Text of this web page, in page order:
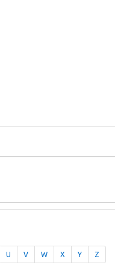
U V W X Y Z